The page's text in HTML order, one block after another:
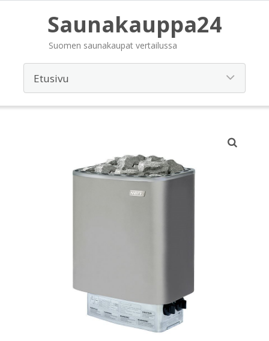
Saunakauppa24
Suomen saunakaupat vertailussa